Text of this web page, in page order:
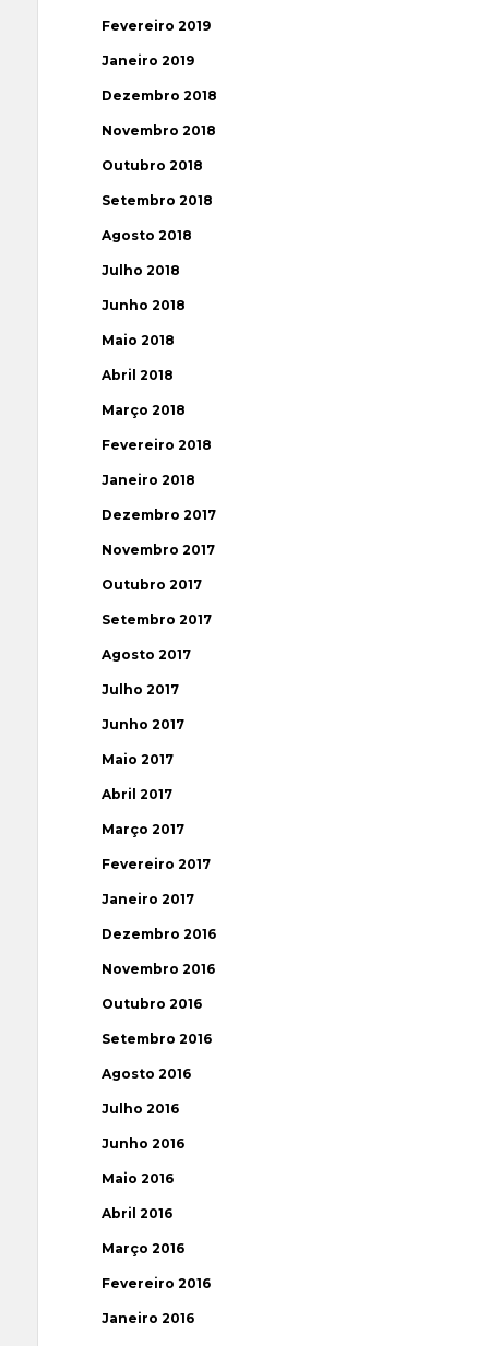
Fevereiro 2019
Janeiro 2019
Dezembro 2018
Novembro 2018
Outubro 2018
Setembro 2018
Agosto 2018
Julho 2018
Junho 2018
Maio 2018
Abril 2018
Março 2018
Fevereiro 2018
Janeiro 2018
Dezembro 2017
Novembro 2017
Outubro 2017
Setembro 2017
Agosto 2017
Julho 2017
Junho 2017
Maio 2017
Abril 2017
Março 2017
Fevereiro 2017
Janeiro 2017
Dezembro 2016
Novembro 2016
Outubro 2016
Setembro 2016
Agosto 2016
Julho 2016
Junho 2016
Maio 2016
Abril 2016
Março 2016
Fevereiro 2016
Janeiro 2016